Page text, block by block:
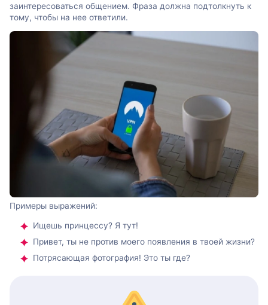
заинтересоваться общением. Фраза должна подтолкнуть к
тому, чтобы на нее ответили.
Примеры выражений:
Ищешь принцессу? Я тут!
Привет, ты не против моего появления в твоей жизни?
Потрясающая фотография! Это ты где?